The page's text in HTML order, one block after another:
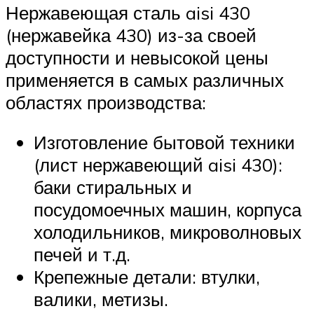
Нержавеющая сталь aisi 430
(нержавейка 430) из-за своей
доступности и невысокой цены
применяется в самых различных
областях производства:
Изготовление бытовой техники
(лист нержавеющий aisi 430):
баки стиральных и
посудомоечных машин, корпуса
холодильников, микроволновых
печей и т.д.
Крепежные детали: втулки,
валики, метизы.